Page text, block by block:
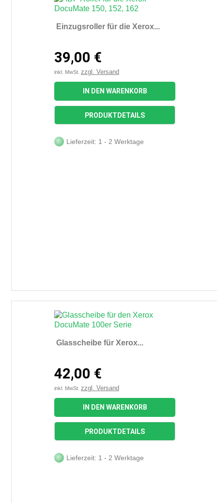
Einzugsroller für die Xerox...
39,00 €
inkl. MwSt. zzgl. Versand
IN DEN WARENKORB
PRODUKTDETAILS
Lieferzeit: 1 - 2 Werktage
Glasscheibe für Xerox...
42,00 €
inkl. MwSt. zzgl. Versand
IN DEN WARENKORB
PRODUKTDETAILS
Lieferzeit: 1 - 2 Werktage